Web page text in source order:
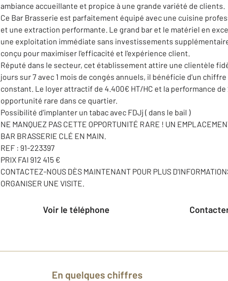
ambiance accueillante et propice à une grande variété de clients.
Ce Bar Brasserie est parfaitement équipé avec une cuisine
et une extraction performante. Le grand bar et le matériel en
une exploitation immédiate sans investissements
conçu pour maximiser l'efficacité et l'expérience client.
Réputé dans le secteur, cet établissement attire une clientèle
jours sur 7 avec 1 mois de congés annuels, il bénéficie d'un
constant. Le loyer attractif de 4.400€ HT/HC et la performance
opportunité rare dans ce quartier.
Possibilité d'implanter un tabac avec FDJj ( dans le bail )
NE MANQUEZ PAS CETTE OPPORTUNITÉ RARE ! UN
BAR BRASSERIE CLÉ EN MAIN.
REF : 91-223397
PRIX FAI 912 415 €
CONTACTEZ-NOUS DÈS MAINTENANT POUR PLUS
ORGANISER UNE VISITE.
Voir le téléphone
En quelques chiffres